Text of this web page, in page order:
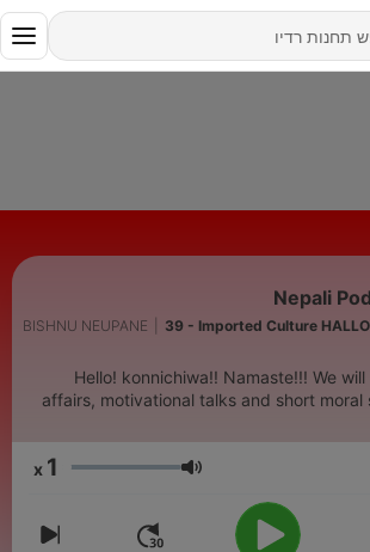
Nepali
BISHNU NEUPANE 39 - Imported Culture
Hello! konnichiwa!! Namaste!!! We
affairs, motivational talks and short moral
עוצמת שמע 1